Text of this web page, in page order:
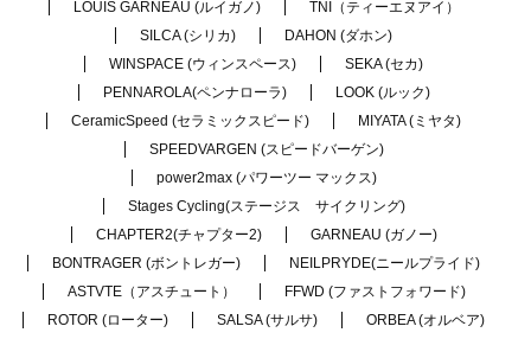
LOUIS GARNEAU (ルイガノ)
TNI（ティーエヌアイ）
SILCA (シリカ)
DAHON (ダホン)
WINSPACE (ウィンスペース)
SEKA (セカ)
PENNAROLA(ペンナローラ)
LOOK (ルック)
CeramicSpeed (セラミックスピード)
MIYATA (ミヤタ)
SPEEDVARGEN (スピードバーゲン)
power2max (パワーツー マックス)
Stages Cycling(ステージス サイクリング)
CHAPTER2(チャプター2)
GARNEAU (ガノー)
BONTRAGER (ボントレガー)
NEILPRYDE(ニールプライド)
ASTVTE（アスチュート）
FFWD (ファストフォワード)
ROTOR (ローター)
SALSA (サルサ)
ORBEA (オルベア)